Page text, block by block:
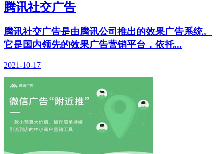
腾讯社交广告
腾讯社交广告是由腾讯公司推出的效果广告系统。
它是国内领先的效果广告营销平台，依托...
2021-10-17